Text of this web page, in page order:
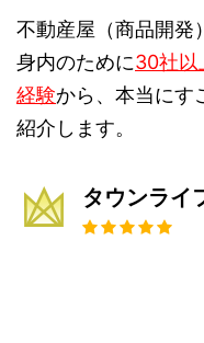
不動産屋（商品開発
身内のために30社以
経験から、本当にす
紹介します。
タウンライ